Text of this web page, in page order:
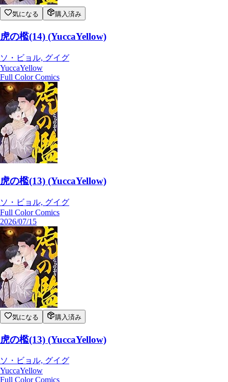
気になる 購入済み
虎の檻(14) (YuccaYellow)
ソ・ビョル, グイグ
YuccaYellow
Full Color Comics
虎の檻(13) (YuccaYellow)
ソ・ビョル, グイグ
Full Color Comics
2026/07/15
気になる 購入済み
虎の檻(13) (YuccaYellow)
ソ・ビョル, グイグ
YuccaYellow
Full Color Comics